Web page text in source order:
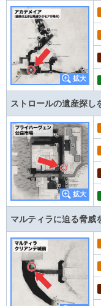
ストロールの遺産探し
マルティラに迫る脅威